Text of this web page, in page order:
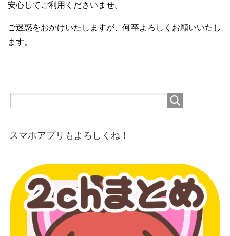
安心してご利用くださいませ。
ご迷惑をおかけいたしますが、何卒よろしくお願いいたし
ます。
スマホアプリもよろしくね！